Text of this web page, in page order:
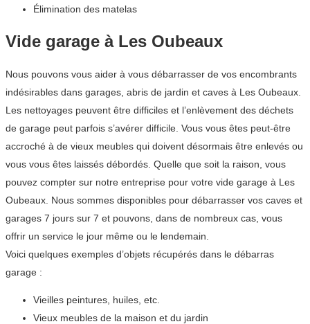
Élimination des matelas
Vide garage à Les Oubeaux
Nous pouvons vous aider à vous débarrasser de vos encombrants
indésirables dans garages, abris de jardin et caves à Les Oubeaux.
Les nettoyages peuvent être difficiles et l’enlèvement des déchets
de garage peut parfois s’avérer difficile. Vous vous êtes peut-être
accroché à de vieux meubles qui doivent désormais être enlevés ou
vous vous êtes laissés débordés. Quelle que soit la raison, vous
pouvez compter sur notre entreprise pour votre vide garage à Les
Oubeaux. Nous sommes disponibles pour débarrasser vos caves et
garages 7 jours sur 7 et pouvons, dans de nombreux cas, vous
offrir un service le jour même ou le lendemain.
Voici quelques exemples d’objets récupérés dans le débarras
garage :
Vieilles peintures, huiles, etc.
Vieux meubles de la maison et du jardin